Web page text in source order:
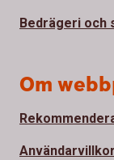
Bedrägeri och
Om
Användarvillkor